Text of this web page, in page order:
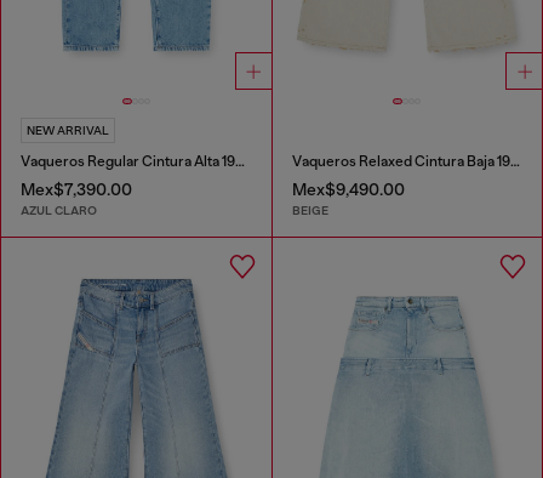
NEW ARRIVAL
Vaqueros Regular Cintura Alta 1981 D-Went
Mex$7,390.00
AZUL CLARO
Vaqueros Relaxed Cintura Baja 1996 D-Sire
Mex$9,490.00
BEIGE